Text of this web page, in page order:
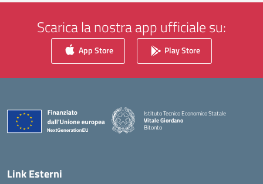
Scarica la nostra app ufficiale su:
App Store Play Store
Istituto Tecnico Economico Statale
Vitale Giordano
Bitonto
Link Esterni